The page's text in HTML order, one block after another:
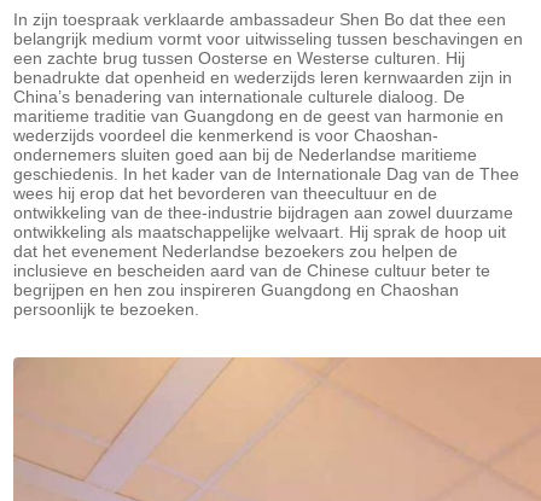
In zijn toespraak verklaarde ambassadeur Shen Bo dat thee een
belangrijk medium vormt voor uitwisseling tussen beschavingen en
een zachte brug tussen Oosterse en Westerse culturen. Hij
benadrukte dat openheid en wederzijds leren kernwaarden zijn in
China’s benadering van internationale culturele dialoog. De
maritieme traditie van Guangdong en de geest van harmonie en
wederzijds voordeel die kenmerkend is voor Chaoshan-
ondernemers sluiten goed aan bij de Nederlandse maritieme
geschiedenis. In het kader van de Internationale Dag van de Thee
wees hij erop dat het bevorderen van theecultuur en de
ontwikkeling van de thee-industrie bijdragen aan zowel duurzame
ontwikkeling als maatschappelijke welvaart. Hij sprak de hoop uit
dat het evenement Nederlandse bezoekers zou helpen de
inclusieve en bescheiden aard van de Chinese cultuur beter te
begrijpen en hen zou inspireren Guangdong en Chaoshan
persoonlijk te bezoeken.